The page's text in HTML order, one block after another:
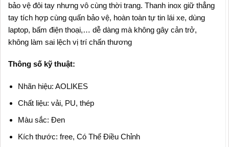
bảo vệ đôi tay nhưng vô cùng thời trang. Thanh inox giữ thẳng
tay tích hợp cùng quấn bảo vệ, hoàn toàn tự tin lái xe, dùng
laptop, bấm điện thoại,… dễ dàng mà không gây cản trở,
không làm sai lệch vị trí chấn thương
Thông số kỹ thuật:
Nhãn hiệu: AOLIKES
Chất liệu: vải, PU, thép
Màu sắc: Đen
Kích thước: free, Có Thể Điều Chỉnh